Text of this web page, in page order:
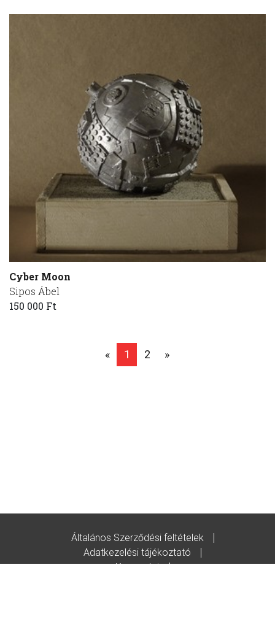
Cyber Moon
Sipos Ábel
150 000 Ft
« 1 2 »
Általános Szerződési feltételek
Adatkezelési tájékoztató
Kapcsolat